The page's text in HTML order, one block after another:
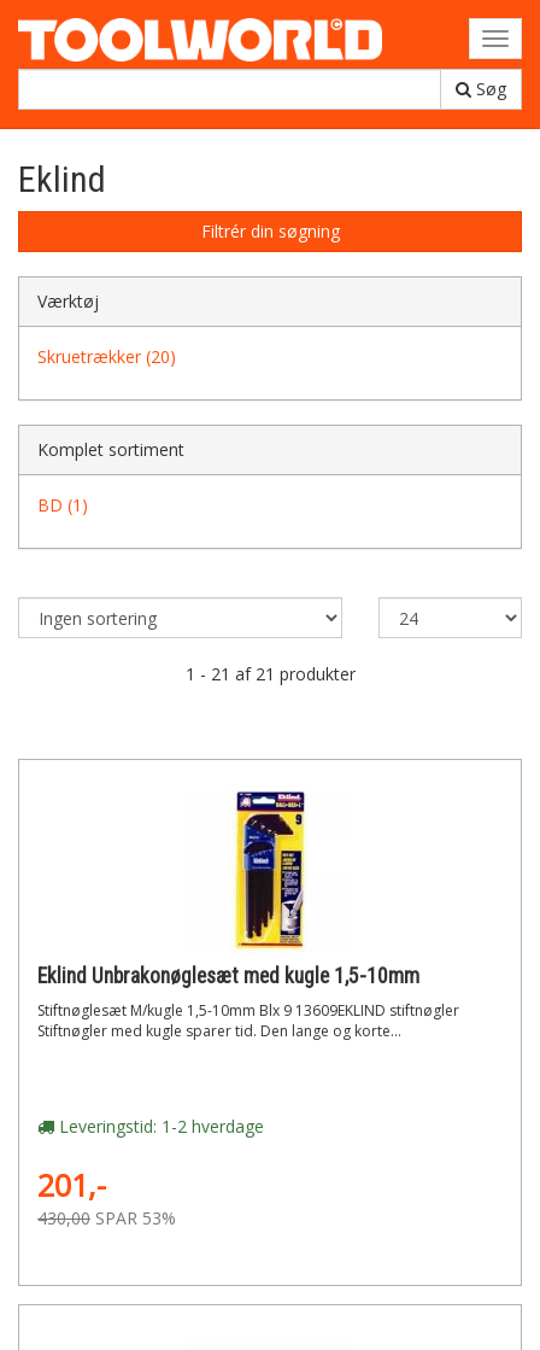
Søg
Eklind
Filtrér din søgning
Værktøj
Skruetrækker (20)
Komplet sortiment
BD (1)
1 - 21 af 21 produkter
Eklind Unbrakonøglesæt med kugle 1,5-10mm
Stiftnøglesæt M/kugle 1,5-10mm Blx 9 13609EKLIND stiftnøgler
Stiftnøgler med kugle sparer tid. Den lange og korte...
Leveringstid: 1-2 hverdage
201,-
430,00 SPAR 53%